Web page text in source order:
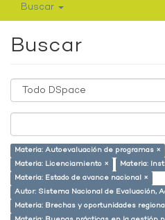
Buscar
Buscar
Materia: Autoevaluación de programas ×
Materia: Licenciamiento ×
Materia:
Materia: Estado de avance nacional ×
Autor: Sistema Nacional de Evaluación,
Materia: Brechas y oportunidades